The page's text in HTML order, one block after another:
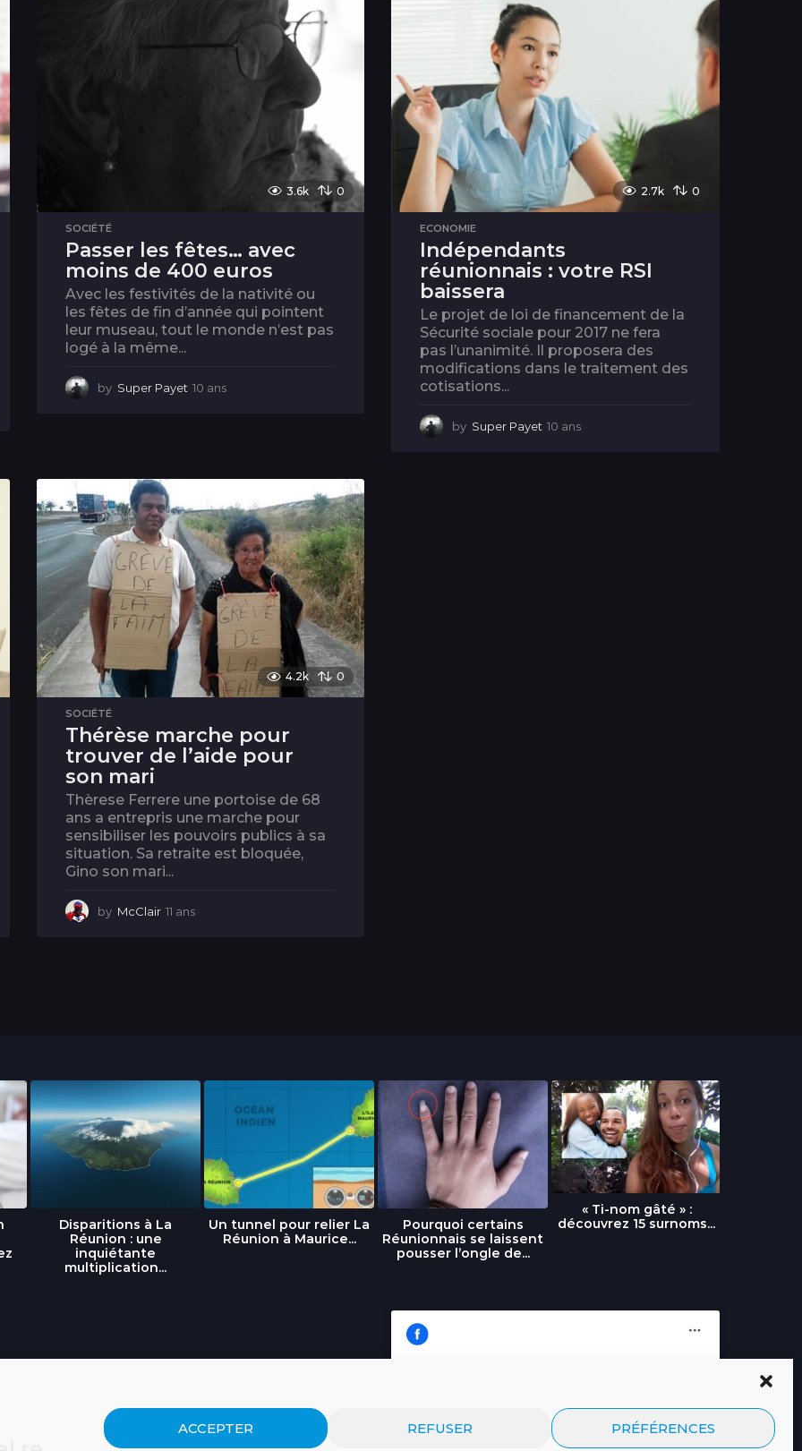
ACCEPTER REFUSER PRÉFÉRENCES
3.6k 0
SOCIÉTÉ
Passer les fêtes… avec
moins de 400 euros
Avec les festivités de la nativité ou
les fêtes de fin d’année qui pointent
leur museau, tout le monde n’est pas
logé à la même...
by Super Payet 10 ans6
2.7k 0
ECONOMIE
Indépendants
réunionnais : votre RSI
baissera
Le projet de loi de financement de la
Sécurité sociale pour 2017 ne fera
pas l’unanimité. Il proposera des
modifications dans le traitement des
cotisations...
by Super Payet 10 ans
4.2k 0
SOCIÉTÉ
Thérèse marche pour
trouver de l’aide pour
son mari
Thèrese Ferrere une portoise de 68
ans a entrepris une marche pour
sensibiliser les pouvoirs publics à sa
situation. Sa retraite est bloquée,
Gino son mari...
by McClair 11 ans1
Disparitions à La
Réunion : une
inquiétante
multiplication...
Un tunnel pour relier La
Réunion à Maurice...
Pourquoi certains
Réunionnais se laissent
pousser l’ongle de...
« Ti-nom gâté » :
découvrez 15 surnoms...
Journal.re
Cliquez pour accepter les cookies
marketing et activer ce contenu